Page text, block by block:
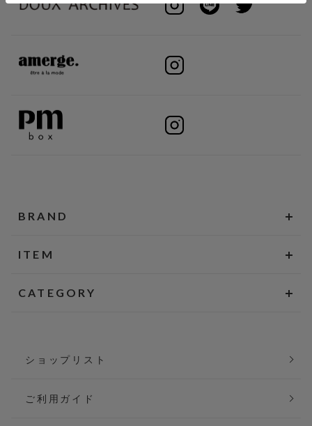
BRAND
ITEM
CATEGORY
ショップリスト
ご利用ガイド